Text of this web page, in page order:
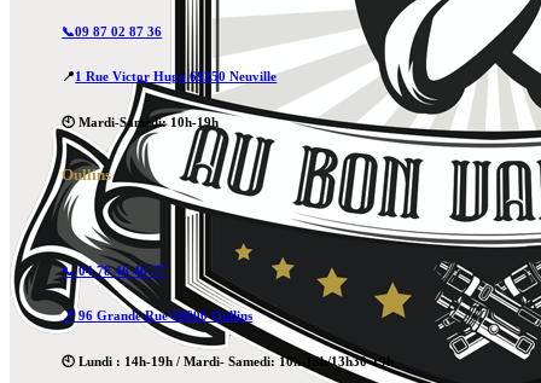
📞09 87 02 87 36
📍1 Rue Victor Hugo 69250 Neuville
🕙 Mardi-Samedi: 10h-19h
Oullins
📞 04 78 46 46 77
📍 96 Grande Rue 69600 Oullins
🕙 Lundi : 14h-19h / Mardi- Samedi: 10h-13h/13h30-19h